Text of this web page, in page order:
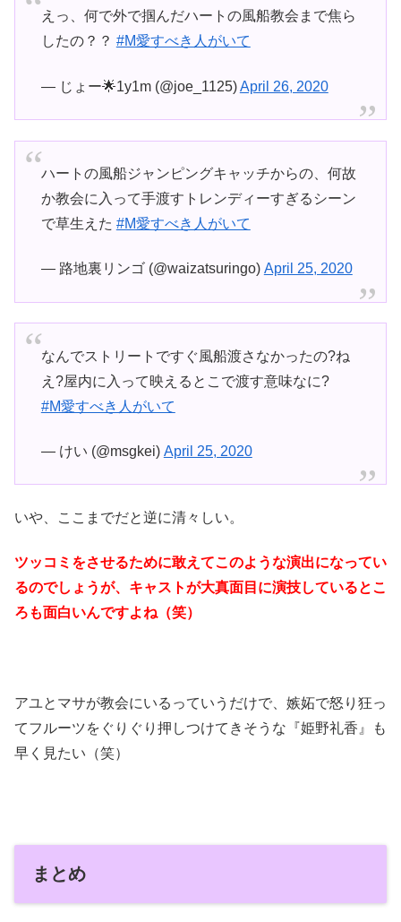
えっ、何で外で掴んだハートの風船教会まで焦ら
したの？？ #M愛すべき人がいて
— じょー🌟1y1m (@joe_1125)April 26, 2020
ハートの風船ジャンピングキャッチからの、何故
か教会に入って手渡すトレンディーすぎるシーン
で草生えた #M愛すべき人がいて
— 路地裏リンゴ (@waizatsuringo) April 25, 2020
なんでストリートですぐ風船渡さなかったの?ね
え?屋内に入って映えるとこで渡す意味なに?
#M愛すべき人がいて
— けい (@msgkei) April 25, 2020
いや、ここまでだと逆に清々しい。
ツッコミをさせるために敢えてこのような演出になってい
るのでしょうが、キャストが大真面目に演技しているとこ
ろも面白いんですよね（笑）
アユとマサが教会にいるっていうだけで、嫉妬で怒り狂っ
てフルーツをぐりぐり押しつけてきそうな『姫野礼香』も
早く見たい（笑）
まとめ